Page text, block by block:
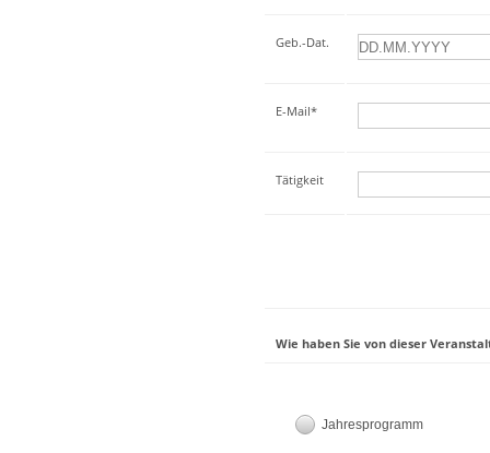
Geb.-Dat.
E-Mail*
Tätigkeit
Wie haben Sie von dieser
Jahresprogramm